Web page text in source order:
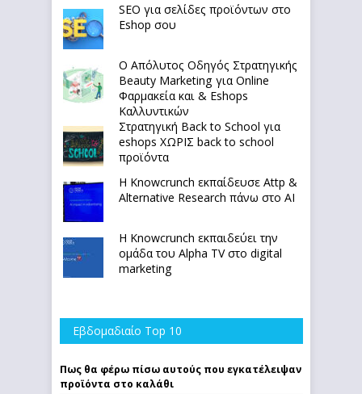
SEO για σελίδες προϊόντων στο
Eshop σου
Ο Απόλυτoς Οδηγός Στρατηγικής
Beauty Marketing για Online
Φαρμακεία και & Eshops
Καλλυντικών
Στρατηγική Back to School για
eshops ΧΩΡΙΣ back to school
προϊόντα
Η Knowcrunch εκπαίδευσε Attp &
Alternative Research πάνω στο ΑΙ
Η Knowcrunch εκπαιδεύει την
ομάδα του Alpha TV στο digital
marketing
Εβδομαδιαίο Top 10
Πως θα φέρω πίσω αυτούς που εγκατέλειψαν
προϊόντα στο καλάθι